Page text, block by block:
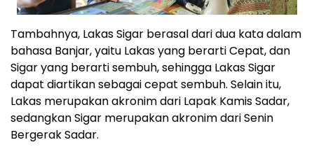
Tambahnya, Lakas Sigar berasal dari dua kata dalam
bahasa Banjar, yaitu Lakas yang berarti Cepat, dan
Sigar yang berarti sembuh, sehingga Lakas Sigar
dapat diartikan sebagai cepat sembuh. Selain itu,
Lakas merupakan akronim dari Lapak Kamis Sadar,
sedangkan Sigar merupakan akronim dari Senin
Bergerak Sadar.